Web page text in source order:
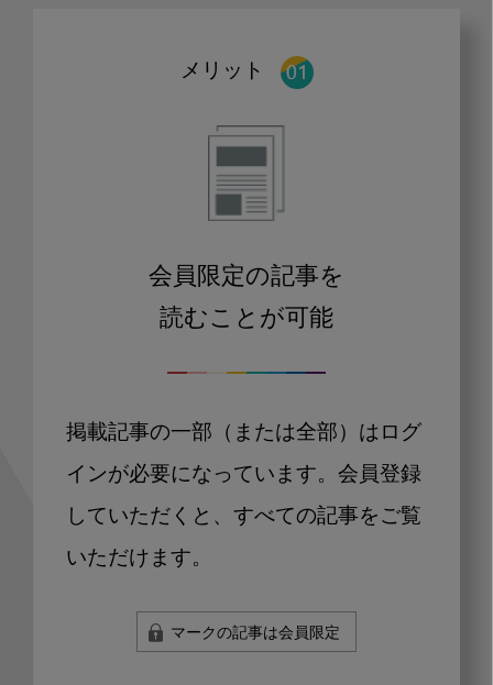
メリット
会員限定の記事を
読むことが可能
掲載記事の一部（または全部）はログ
インが必要になっています。会員登録
していただくと、すべての記事をご覧
いただけます。
マークの記事は会員限定